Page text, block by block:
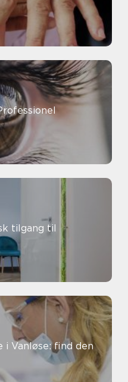
tilgang til
i Vanløse: find den